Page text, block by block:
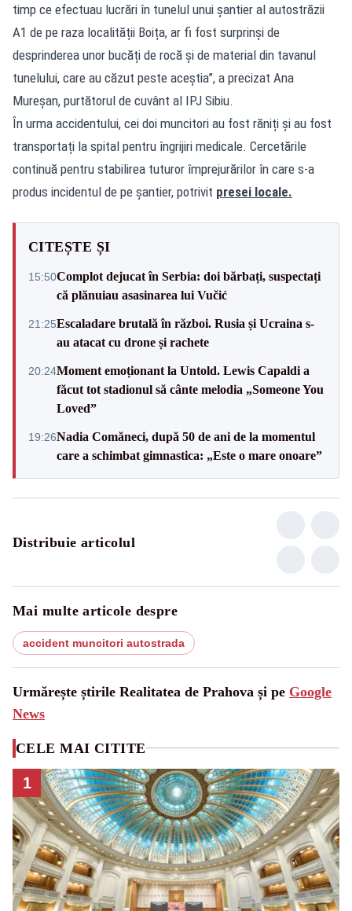
timp ce efectuau lucrări în tunelul unui șantier al autostrăzii
A1 de pe raza localității Boița, ar fi fost surprinși de
desprinderea unor bucăți de rocă și de material din tavanul
tunelului, care au căzut peste aceștia”, a precizat Ana
Mureșan, purtătorul de cuvânt al IPJ Sibiu.
În urma accidentului, cei doi muncitori au fost răniți și au fost
transportați la spital pentru îngrijiri medicale. Cercetările
continuă pentru stabilirea tuturor împrejurărilor în care s-a
produs incidentul de pe șantier, potrivit presei locale.
CITEȘTE ȘI
15:50Complot dejucat în Serbia: doi bărbați, suspectați
că plănuiau asasinarea lui Vučić
21:25Escaladare brutală în război. Rusia și Ucraina s-
au atacat cu drone și rachete
20:24Moment emoționant la Untold. Lewis Capaldi a
făcut tot stadionul să cânte melodia „Someone You
Loved”
19:26Nadia Comăneci, după 50 de ani de la momentul
care a schimbat gimnastica: „Este o mare onoare”
Distribuie articolul
Mai multe articole despre
accident muncitori autostrada
Urmărește știrile Realitatea de Prahova și pe Google
News
CELE MAI CITITE
1